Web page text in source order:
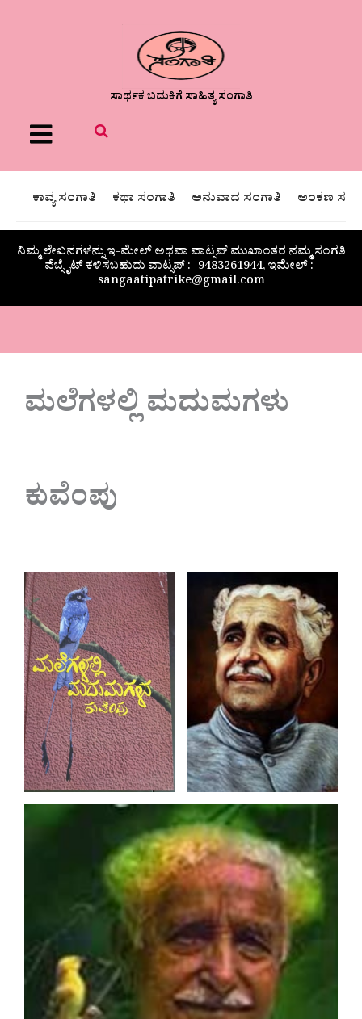
ಸಾರ್ಥಕ ಬದುಕಿಗೆ ಸಾಹಿತ್ಯ ಸಂಗಾತಿ
Menu
ಕಾವ್ಯ ಸಂಗಾತಿ ಕಥಾ ಸಂಗಾತಿ ಅನುವಾದ ಸಂಗಾತಿ ಅಂಕಣ
ನಿಮ್ಮ ಲೇಖನಗಳನ್ನು ಇ-ಮೇಲ್ ಅಥವಾ ವಾಟ್ಸಪ್ ಮುಖಾಂತರ ನಮ್ಮ ಸಂಗತಿ
ವೆಬ್ಸೈಟ್ ಕಳಿಸಬಹುದು ವಾಟ್ಸಪ್‌ :- 9483261944, ಇಮೇಲ್ :-
sangaatipatrike@gmail.com
ಮಲೆಗಳಲ್ಲಿ ಮದುಮಗಳು
ಕುವೆಂಪು